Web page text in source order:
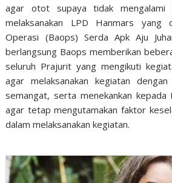
agar otot supaya tidak
melaksanakan LPD Hanmars yang
Operasi (Baops) Serda Apk Aju
berlangsung Baops memberikan
seluruh Prajurit yang mengikuti
agar melaksanakan kegiatan
semangat, serta menekankan
agar tetap mengutamakan faktor
dalam melaksanakan kegiatan.